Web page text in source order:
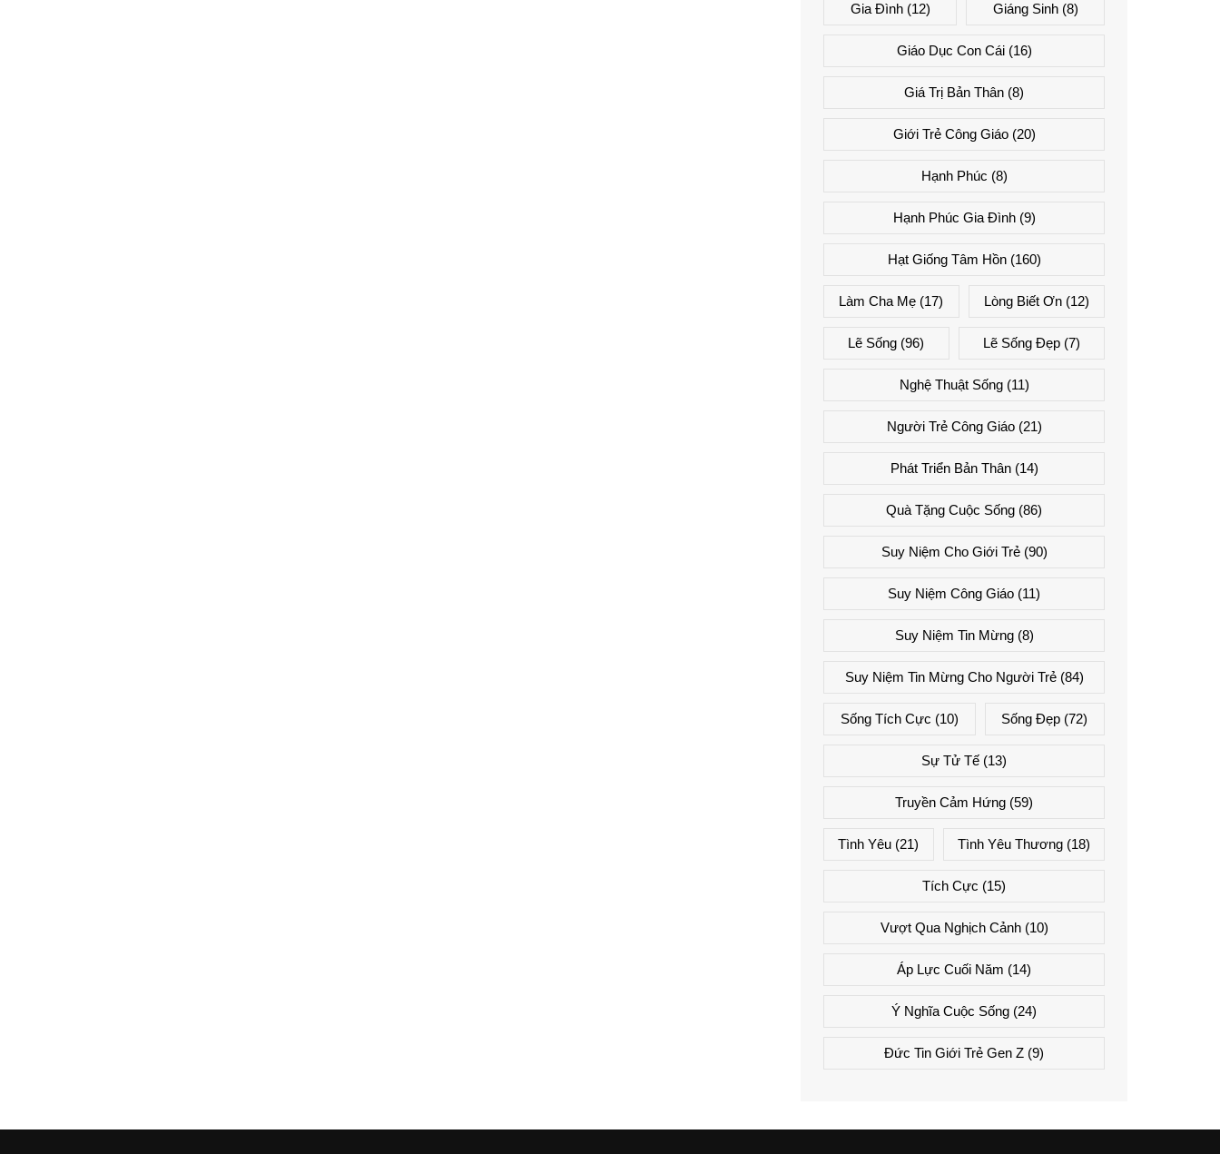
Gia Đình(12) Giáng Sinh(8)
Giáo Dục Con Cái(16)
Giá Trị Bản Thân (8)
Giới Trẻ Công Giáo(20)
Hạnh Phúc (8)
Hạnh Phúc Gia Đình(9)
Hạt Giống Tâm Hồn(160)
Làm Cha Mẹ (17) Lòng Biết Ơn(12)
Lẽ Sống (96) Lẽ Sống Đẹp(7)
Nghệ Thuật Sống(11)
Người Trẻ Công Giáo(21)
Phát Triển Bản Thân(14)
Quà Tặng Cuộc Sống (86)
Suy Niệm Cho Giới Trẻ(90)
Suy Niệm Công Giáo (11)
Suy Niệm Tin Mừng(8)
Suy Niệm Tin Mừng Cho Người Trẻ(84)
Sống Tích Cực (10) Sống Đẹp (72)
Sự Tử Tế (13)
Truyền Cảm Hứng (59)
Tình Yêu (21) Tình Yêu Thương(18)
Tích Cực (15)
Vượt Qua Nghịch Cảnh(10)
Áp Lực Cuối Năm (14)
Ý Nghĩa Cuộc Sống (24)
Đức Tin Giới Trẻ Gen Z (9)